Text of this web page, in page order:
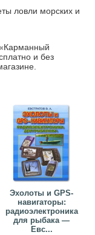
ловли морских и
и без
Эхолоты и GPS-
навигаторы:
радиоэлектроника
для рыбака —
Евс...